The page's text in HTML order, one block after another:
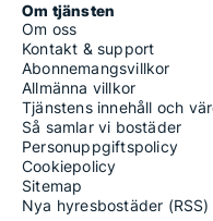
Om tjänsten
Om oss
Kontakt & support
Abonnemangsvillkor
Allmänna villkor
Tjänstens innehåll och
Så samlar vi bostäder
Personuppgiftspolicy
Cookiepolicy
Sitemap
Nya hyresbostäder (RSS)